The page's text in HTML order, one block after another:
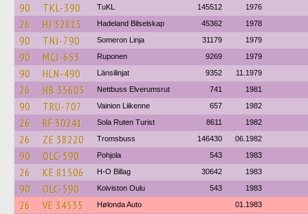
90 TKL-390 TuKL 145512 1976
26 HJ 32815 Hadeland Bilselskap 45362 1978
90 TNJ-790 Someron Linja 31179 1979
90 MCJ-653 Ruponen 9269 1979
90 HLN-490 Länsilinjat 9352 11.1979
26 HB 35603 Nettbuss Elverumsrut 741 1981
90 TRU-707 Vainion Liikenne 657 1982
26 RF 30241 Sola Ruten Turist 8611 1982
26 ZE 38220 Tromsbuss 146430 06.1982
90 OLC-590 Pohjola 543 1983
26 KE 81506 H-O Billag 30642 1983
90 OLC-590 Koiviston Oulu 543 1983
26 VE 34535 Hølonda Auto 01.1983